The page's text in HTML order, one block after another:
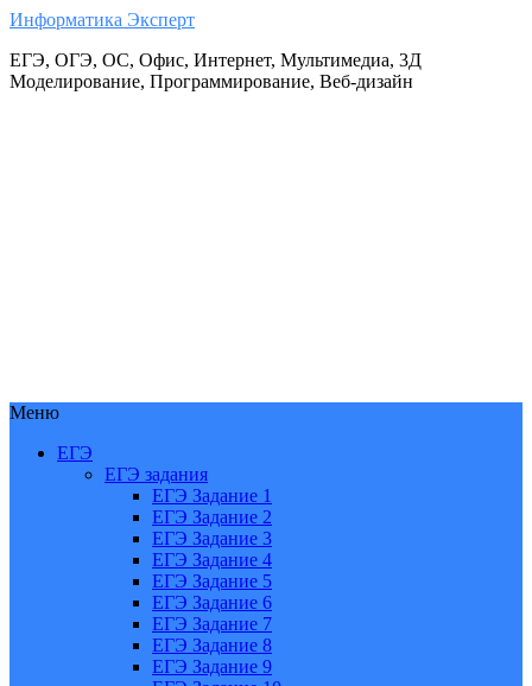
Информатика Эксперт
ЕГЭ, ОГЭ, ОС, Офис, Интернет, Мультимедиа, 3Д
Моделирование, Программирование, Веб-дизайн
Меню
ЕГЭ
ЕГЭ задания
ЕГЭ Задание 1
ЕГЭ Задание 2
ЕГЭ Задание 3
ЕГЭ Задание 4
ЕГЭ Задание 5
ЕГЭ Задание 6
ЕГЭ Задание 7
ЕГЭ Задание 8
ЕГЭ Задание 9